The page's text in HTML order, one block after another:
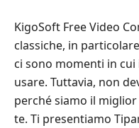
KigoSoft Free Video
classiche, in
ci sono momenti in
usare. Tuttavia, non
perché siamo il
te. Ti presentiamo